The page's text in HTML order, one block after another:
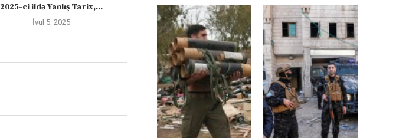
2025-ci ildə Yanlış Tarix,...
İyul 5, 2025
atır –...
İyul 4, 2025
atır –...
İyul 4, 2025